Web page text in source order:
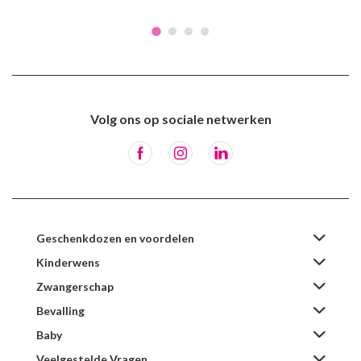
Volg ons op sociale netwerken
Geschenkdozen en voordelen
Kinderwens
Zwangerschap
Bevalling
Baby